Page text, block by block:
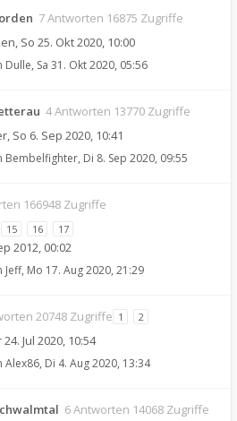
7 Antworten 16875 Zugriffe
, So 25. Okt 2020, 10:00
Dulle, Sa 31. Okt 2020, 05:56
4 Antworten 13770 Zugriffe
, So 6. Sep 2020, 10:41
Bembelfighter, Di 8. Sep 2020, 09:55
166948 Zugriffe
15 16 17
2012, 00:02
Jeff, Mo 17. Aug 2020, 21:29
20748 Zugriffe 1 2
24. Jul 2020, 10:54
Alex86, Di 4. Aug 2020, 13:34
6 Antworten 14068 Zugriffe